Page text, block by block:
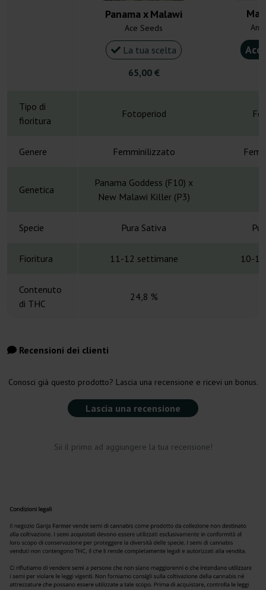
Panama x Malawi
Ace Seeds
La tua scelta
65,00 €
Tipo di
fioritura
Fotoperiod
Genere Femminilizzato
Genetica
Panama Goddess (F10) x
New Malawi Killer (P3)
Specie Pura Sativa
Fioritura 11-12 settimane 10-
Contenuto
di THC
24,8 %
Recensioni dei clienti
Conosci già questo prodotto? Lascia una recensione e ricevi un bonus.
Lascia una recensione
Sii il primo ad aggiungere la tua recensione!